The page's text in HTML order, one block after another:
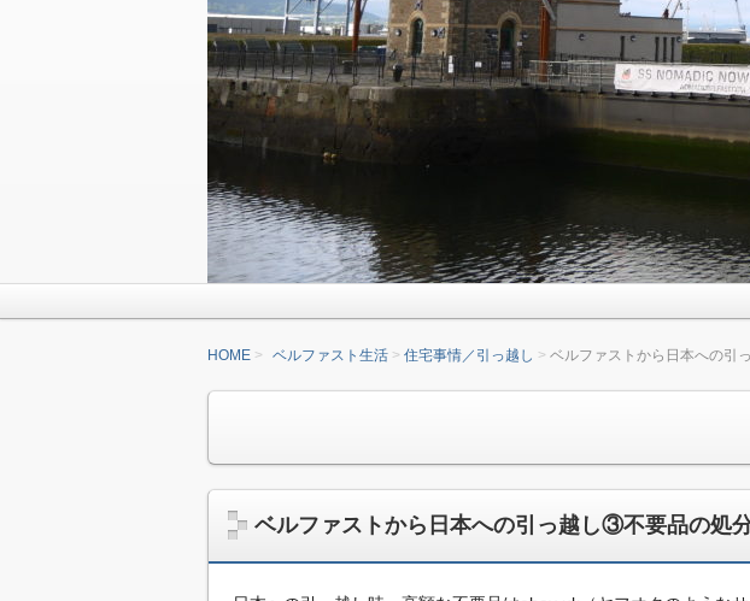
HOME ベルファスト生活 住宅事情／引っ越し ベルファストから日本への引
ベルファストから日本への引っ越し③不要品の処